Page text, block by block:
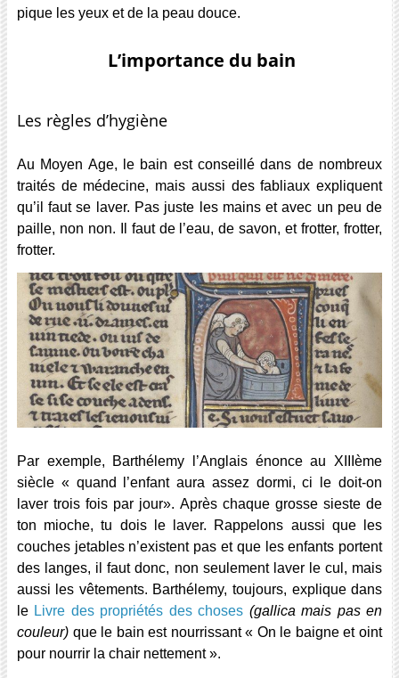
pique les yeux et de la peau douce.
L’importance du bain
Les règles d’hygiène
Au Moyen Age, le bain est conseillé dans de nombreux
traités de médecine, mais aussi des fabliaux expliquent
qu’il faut se laver. Pas juste les mains et avec un peu de
paille, non non. Il faut de l’eau, de savon, et frotter, frotter,
frotter.
Par exemple, Barthélemy l’Anglais énonce au XIIIème
siècle « quand l’enfant aura assez dormi, ci le doit-on
laver trois fois par jour». Après chaque grosse sieste de
ton mioche, tu dois le laver. Rappelons aussi que les
couches jetables n’existent pas et que les enfants portent
des langes, il faut donc, non seulement laver le cul, mais
aussi les vêtements. Barthélemy, toujours, explique dans
le Livre des propriétés des choses (gallica mais pas en
couleur)que le bain est nourrissant « On le baigne et oint
pour nourrir la chair nettement ».